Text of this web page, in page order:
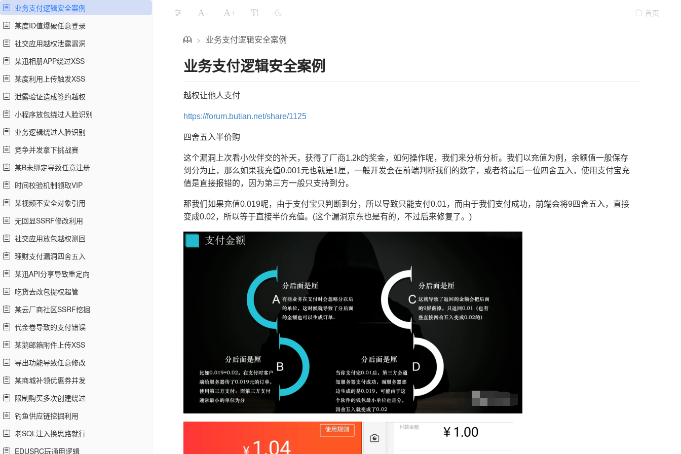
业务支付逻辑安全案例
某度ID值爆破任意登录
社交应用越权泄露漏洞
某迅相册APP绕过XSS
某度利用上传触发XSS
泄露验证造成签约越权
小程序放包绕过人脸识别
业务逻辑绕过人脸识别
竞争并发拿下挑战赛
某B未绑定导致任意注册
时间校验机制领取VIP
某视频不安全对象引用
无回显SSRF修改利用
社交应用放包越权测回
理财支付漏洞四舍五入
某迅API分享导致重定向
吃货去改包提权超管
某云厂商社区SSRF挖掘
代金卷导致的支付错误
某鹅邮箱附件上传XSS
导出功能导致任意修改
某商城补领优惠券并发
限制购买多次创建绕过
钓鱼供应链挖掘利用
老SQL注入换思路就行
EDUSRC玩通用逻辑
- + 首页
> 业务支付逻辑安全案例
业务支付逻辑安全案例
越权让他人支付
https://forum.butian.net/share/1125
四舍五入半价购
这个漏洞上次看小伙伴交的补天，获得了厂商1.2k的奖金，如何操作呢，我们来分析分析。我们以充值为例，余额值一般保存
到分为止，那么如果我充值0.001元也就是1厘，一般开发会在前端判断我们的数字，或者将最后一位四舍五入，使用支付宝充
值是直接报错的，因为第三方一般只支持到分。
那我们如果充值0.019呢，由于支付宝只判断到分，所以导致只能支付0.01，而由于我们支付成功，前端会将9四舍五入，直接
变成0.02，所以等于直接半价充值。(这个漏洞京东也是有的，不过后来修复了。)